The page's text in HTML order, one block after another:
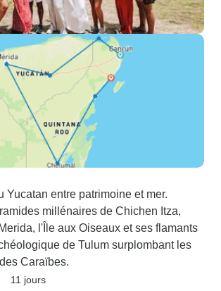
Yucatan entre patrimoine et mer.
millénaires de Chichen Itza,
l'Île aux Oiseaux et ses flamants
de Tulum surplombant les
Caraïbes.
11 jours